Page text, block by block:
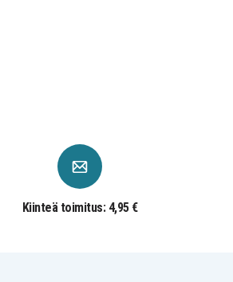
Kiinteä toimitus: 4,95 €